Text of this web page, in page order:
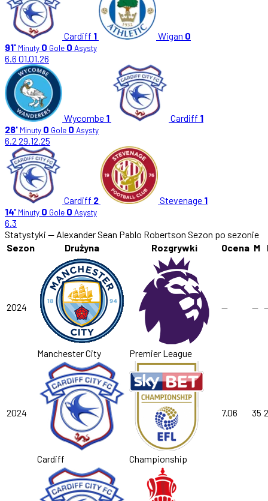
Cardiff 1 Wigan 0
91' Minuty 0 Gole 0 Asysty
6.6 01.01.26
Wycombe 1 Cardiff 1
28' Minuty 0 Gole 0 Asysty
6.2 29.12.25
Cardiff 2 Stevenage 1
14' Minuty 0 Gole 0 Asysty
6.3
Statystyki — Alexander Sean Pablo Robertson Sezon po sezonie
Sezon
Drużyna Rozgrywki Ocena M
2024
Manchester City Premier League
— —
2024
Cardiff Championship
7.06 35